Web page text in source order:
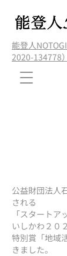
能登人
2020-134778）
公益財団法人
される
「スタート
いしかわ２０
特別賞「地域
きました。